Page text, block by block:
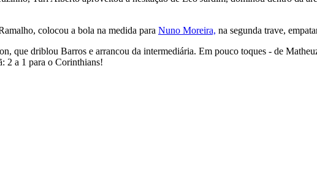
colocou a bola na medida para Nuno Moreira, na segunda trave,
que driblou Barros e arrancou da intermediária. Em pouco toques - de
2 a 1 para o Corinthians!